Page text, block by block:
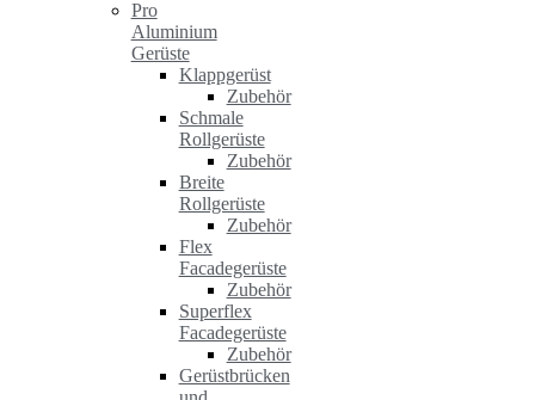
Pro
Aluminium
Gerüste
Klappgerüst
Zubehör
Schmale
Rollgerüste
Zubehör
Breite
Rollgerüste
Zubehör
Flex
Facadegerüste
Zubehör
Superflex
Facadegerüste
Zubehör
Gerüstbrücken